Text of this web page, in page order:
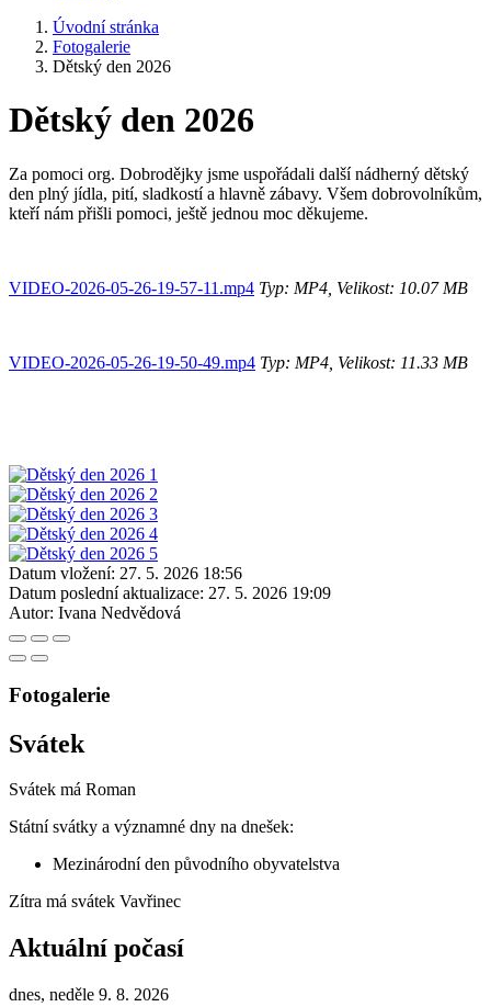
Úvodní stránka
Fotogalerie
Dětský den 2026
Dětský den 2026
Za pomoci org. Dobrodějky jsme uspořádali další nádherný dětský
den plný jídla, pití, sladkostí a hlavně zábavy. Všem dobrovolníkům,
kteří nám přišli pomoci, ještě jednou moc děkujeme.
VIDEO-2026-05-26-19-57-11.mp4 Typ: MP4, Velikost: 10.07 MB
VIDEO-2026-05-26-19-50-49.mp4 Typ: MP4, Velikost: 11.33 MB
Datum vložení: 27. 5. 2026 18:56
Datum poslední aktualizace: 27. 5. 2026 19:09
Autor: Ivana Nedvědová
Fotogalerie
Svátek
Svátek má Roman
Státní svátky a významné dny na dnešek:
Mezinárodní den původního obyvatelstva
Zítra má svátek Vavřinec
Aktuální počasí
dnes, neděle 9. 8. 2026